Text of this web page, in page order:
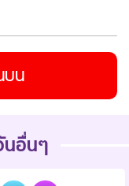
บน
นอื่นๆ